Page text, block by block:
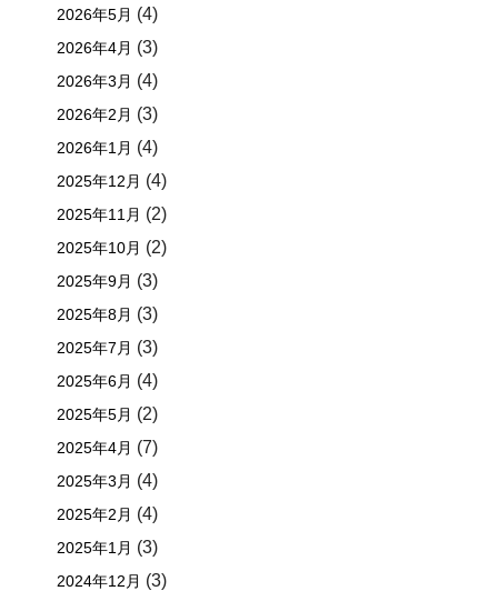
2026年5月 (4)
2026年4月 (3)
2026年3月 (4)
2026年2月 (3)
2026年1月 (4)
2025年12月 (4)
2025年11月 (2)
2025年10月 (2)
2025年9月 (3)
2025年8月 (3)
2025年7月 (3)
2025年6月 (4)
2025年5月 (2)
2025年4月 (7)
2025年3月 (4)
2025年2月 (4)
2025年1月 (3)
2024年12月 (3)